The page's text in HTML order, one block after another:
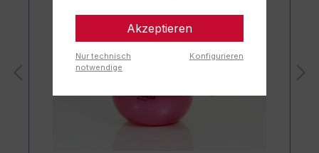
Akzeptieren
Nur technisch
notwendige
Konfigurieren